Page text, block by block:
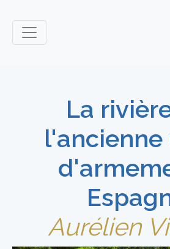
La
l'ancienne
Aurélien